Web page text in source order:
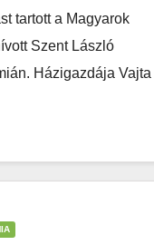
tartott a Magyarok
Szent László
Házigazdája Vajta